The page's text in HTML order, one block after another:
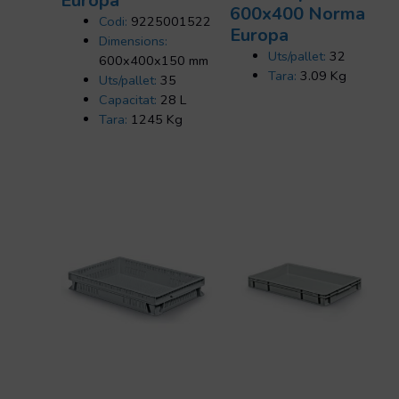
Codi: 9225001522
Dimensions:
600x400x150 mm
Uts/pallet: 35
Capacitat: 28 L
Tara: 1245 Kg
600x400 Norma
Europa
Uts/pallet: 32
Tara: 3.09 Kg